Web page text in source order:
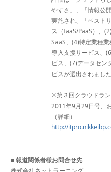
やすさ」、「情報公
実施され、「ベスト
ス（IaaS/PaaS）、
SaaS、(4)特定業種
導入支援サービス、
ビス、(7)データセ
ビスが選出されました
※第３回クラウドラ
2011年9月29日号、
（詳細）
http://
■報道関係者様お問合せ先